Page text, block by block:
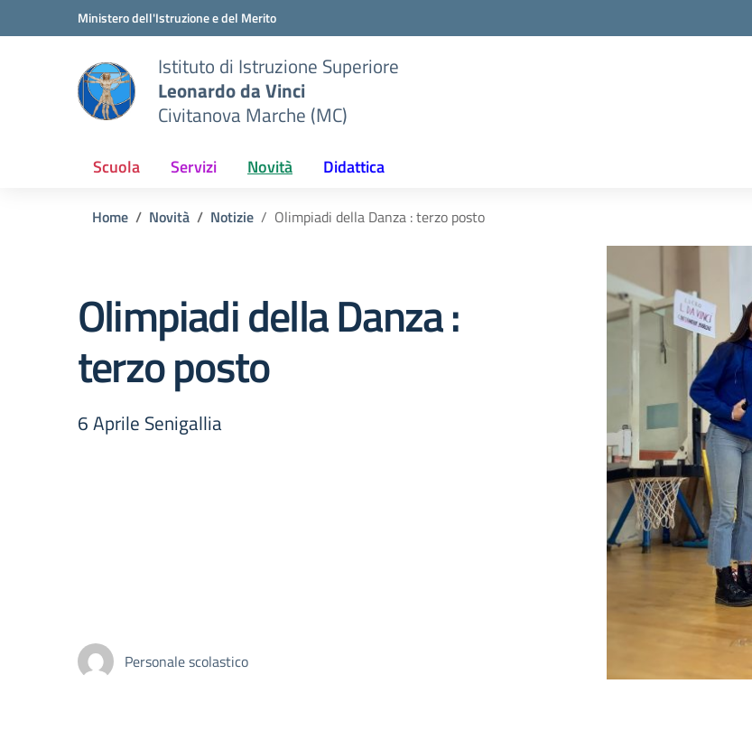
Vai ai contenuti
Vai al menu di navigazioneMinistero dell'Istruzione e del Merito
Istituto di Istruzione Superiore
Leonardo da Vinci
Civitanova Marche (MC)
Scuola Servizi Novità Didattica
Home Novità Notizie Olimpiadi della Danza : terzo posto
Olimpiadi della Danza :
terzo posto
6 Aprile Senigallia
Personale scolastico